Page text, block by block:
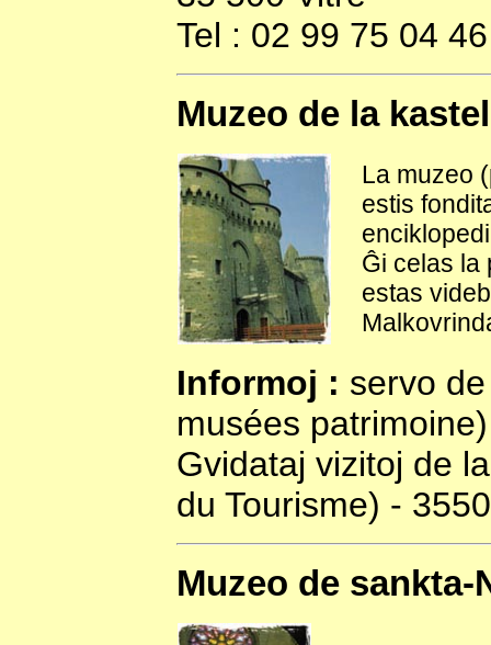
Tel : 02 99 75 04 46
Muzeo de la
La muzeo
estis
Ĝi celas la
estas
Informoj : servo
musées
Gvidataj vizitoj de
du Tourisme) -
Muzeo de